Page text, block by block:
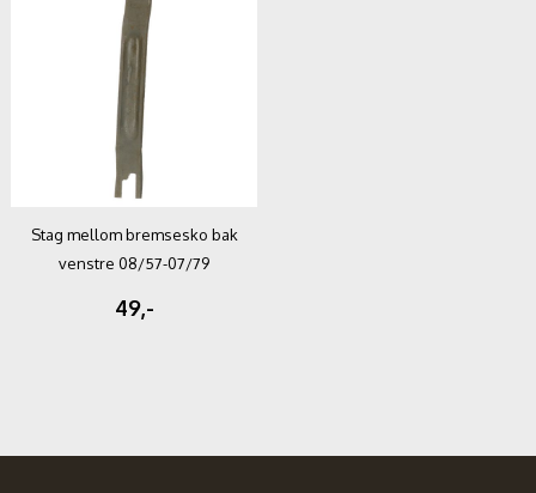
Stag mellom bremsesko bak
venstre 08/57-07/79
49,-